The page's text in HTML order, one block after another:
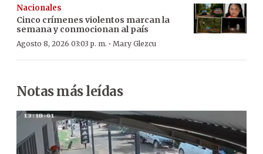
Nacionales
Cinco crímenes violentos marcan la
semana y conmocionan al país
Agosto 8, 2026 03:03 p. m. · Mary Glezcu
Notas más leídas